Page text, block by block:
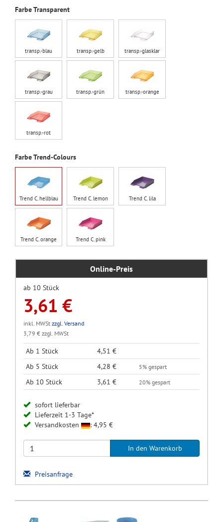
Farbe Transparent
transp.-blau transp.-gelb transp.-glasklar
transp.-grau transp.-grün transp.-orange
transp.-rot
Farbe Trend-Colours
Trend C. hellblau Trend C. lemon Trend C. lila
Trend C. orange Trend C. pink
Online-Preis
ab 10 Stück
3,61 €
inkl. MWSt zzgl. Versand
3,79 € zzgl. MWSt
Ab 1 Stück
4,51 €
Ab 5 Stück
4,28 € 5% gespart
Ab 10 Stück 3,61 € 20% gespart
sofort lieferbar
Lieferzeit 1-3 Tage*
Versandkosten
: 4,95 €
Preisanfrage